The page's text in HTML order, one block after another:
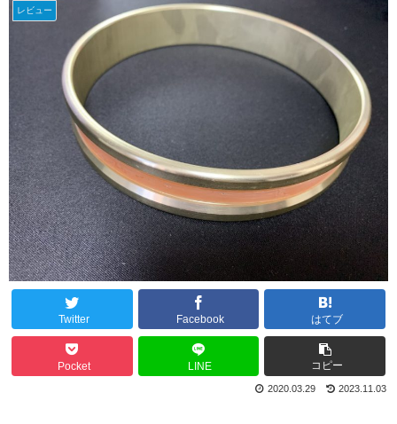
レビュー
Twitter Facebook はてブ
Pocket LINE コピー
2023.11.03
2020.03.29